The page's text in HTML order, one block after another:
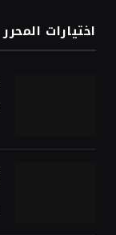
اختيارات المحرر